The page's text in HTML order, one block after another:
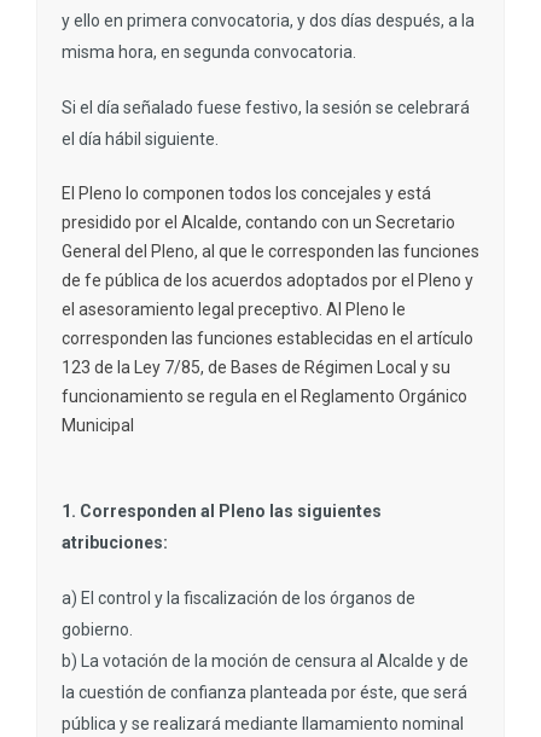
y ello en primera convocatoria, y dos días después, a la
misma hora, en segunda convocatoria.
Si el día señalado fuese festivo, la sesión se celebrará
el día hábil siguiente.
El Pleno lo componen todos los concejales y está
presidido por el Alcalde, contando con un Secretario
General del Pleno, al que le corresponden las funciones
de fe pública de los acuerdos adoptados por el Pleno y
el asesoramiento legal preceptivo. Al Pleno le
corresponden las funciones establecidas en el artículo
123 de la Ley 7/85, de Bases de Régimen Local y su
funcionamiento se regula en el Reglamento Orgánico
Municipal
1. Corresponden al Pleno las siguientes
atribuciones:
a) El control y la fiscalización de los órganos de
gobierno.
b) La votación de la moción de censura al Alcalde y de
la cuestión de confianza planteada por éste, que será
pública y se realizará mediante llamamiento nominal